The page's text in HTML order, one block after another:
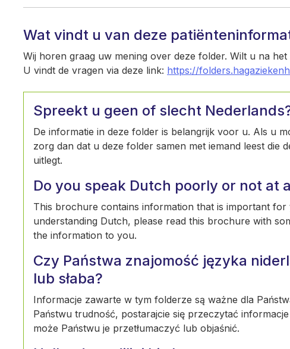
Wat vindt u van deze
Wij horen graag uw mening over deze folder. Wilt u na
U vindt de vragen via deze link: https://
Spreekt u geen of slecht
De informatie in deze folder is belangrijk voor u. Als u
zorg dan dat u deze folder samen met iemand leest die
uitlegt.
Do you speak Dutch poorly or not at
This brochure contains information that is important
understanding Dutch, please read this brochure with
the information to you.
Czy Państwa znajomość języka
lub słaba?
Informacje zawarte w tym folderze są ważne dla
Państwu trudność, postarajcie się przeczytać
może Państwu je przetłumaczyć lub objaśnić.